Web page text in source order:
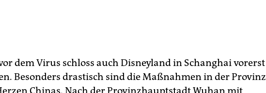
dem Virus schloss auch Disneyland in Schanghai vorerst
Besonders drastisch sind die Maßnahmen in der Provinz
Chinas. Nach der Provinzhauptstadt Wuhan mit